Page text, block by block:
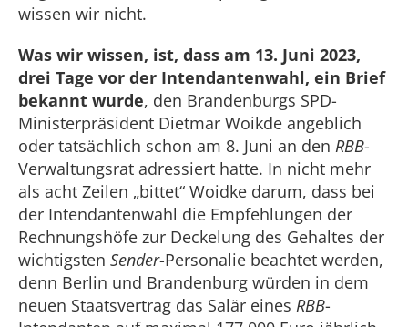
wissen wir nicht.
Was wir wissen, ist, dass am 13. Juni 2023,
drei Tage vor der Intendantenwahl, ein Brief
bekannt wurde, den Brandenburgs SPD-
Ministerpräsident Dietmar Woikde angeblich
oder tatsächlich schon am 8. Juni an den RBB-
Verwaltungsrat adressiert hatte. In nicht mehr
als acht Zeilen „bittet“ Woidke darum, dass bei
der Intendantenwahl die Empfehlungen der
Rechnungshöfe zur Deckelung des Gehaltes der
wichtigsten Sender-Personalie beachtet werden,
denn Berlin und Brandenburg würden in dem
neuen Staatsvertrag das Salär eines RBB-